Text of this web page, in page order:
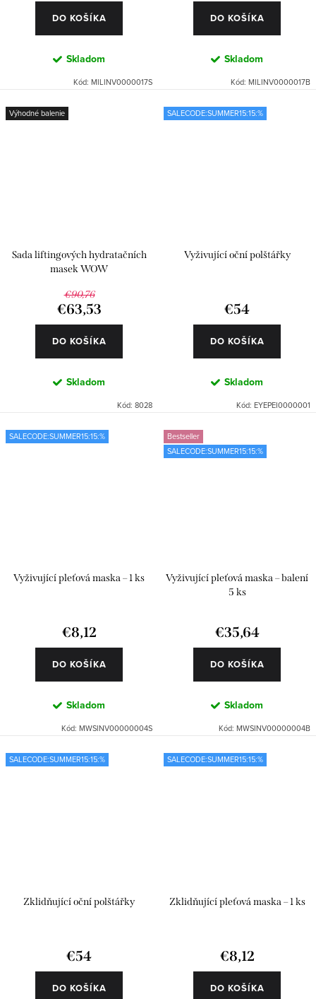
DO KOŠÍKA
Skladom
Kód: MILINV0000017S
DO KOŠÍKA
Skladom
Kód: MILINV0000017B
Výhodné balenie
Sada liftingových hydratačních
masek WOW
€90,76
€63,53
DO KOŠÍKA
Skladom
Kód: 8028
SALECODE:SUMMER15:15:%
Vyživující oční polštářky
€54
DO KOŠÍKA
Skladom
Kód: EYEPEI0000001
SALECODE:SUMMER15:15:%
Vyživující pleťová maska – 1 ks
€8,12
DO KOŠÍKA
Skladom
Kód: MWSINV00000004S
Bestseller
SALECODE:SUMMER15:15:%
Vyživující pleťová maska – balení
5 ks
€35,64
DO KOŠÍKA
Skladom
Kód: MWSINV00000004B
SALECODE:SUMMER15:15:%
Zklidňující oční polštářky
€54
DO KOŠÍKA
SALECODE:SUMMER15:15:%
Zklidňující pleťová maska – 1 ks
€8,12
DO KOŠÍKA